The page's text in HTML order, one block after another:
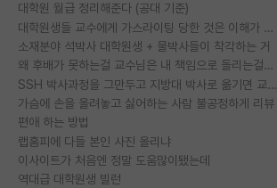
대학원 월급 정리해준다 (공대 기준)
대학원생들 교수에게 가스라이팅 당한 것은 이해가 갑니다. 안타깝네요.
소재분야 석박사 대학원생 + 물박사들이 착각하는 거
왜 후배가 못하는걸 교수님은 내 책임으로 돌리는걸까요?
SSH 박사과정을 그만두고 지방대 박사로 옮기면 교수의 꿈은 끝일까요?
가슴에 손을 올려놓고 싫어하는 사람 불공정하게 리뷰
편애 하는 방법
랩홈피에 다들 본인 사진 올리냐
이사이트가 처음엔 정말 도움많이됐는데
역대급 대학원생 빌런